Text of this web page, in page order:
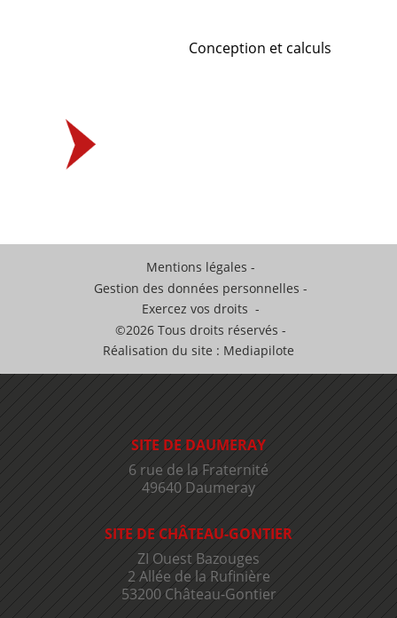
Conception et calculs
Mentions légales
Gestion des données personnelles
Exercez vos droits
©2026 Tous droits réservés
Réalisation du site : Mediapilote
SITE DE DAUMERAY
6 rue de la Fraternité
49640 Daumeray
SITE DE CHÂTEAU-GONTIER
ZI Ouest Bazouges
2 Allée de la Rufinière
53200 Château-Gontier